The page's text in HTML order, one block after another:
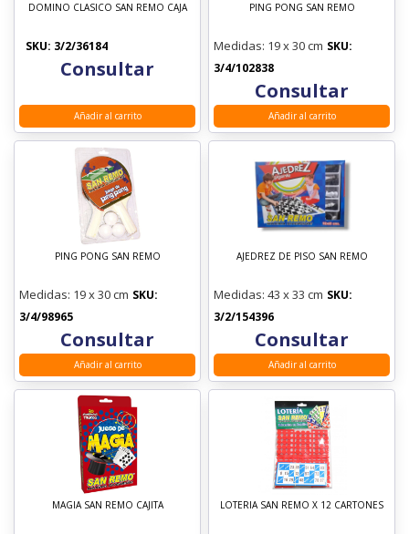
- JUGUETERIA
JUEGOS DE MESA
LICENCIAS Y PERSONAJES
JUGUETES IMPORTADOS
PELUCHES
PLAYA Y ARENA
- VAJILLA INFANTIL PERSONAJES
VAJILLA INFANTIL PERSONAJES
BAZAR Y REGALERIA
- TARJETERIA Y BIROMES
TARJETERIA Y BIROMES
DITOYS
IMPLAS
BONTUS
RONDI
RUIBAL
TOP TOYS
ARMATRON
BLOCKY
BIMBI
DOMINO CLASICO SAN REMO CAJA
SKU: 3/2/36184
Consultar
Añadir al carrito
PING PONG SAN REMO
Medidas: 19 x 30 cm SKU:
3/4/102838
Consultar
Añadir al carrito
PING PONG SAN REMO
Medidas: 19 x 30 cm SKU:
3/4/98965
Consultar
Añadir al carrito
AJEDREZ DE PISO SAN REMO
Medidas: 43 x 33 cm SKU:
3/2/154396
Consultar
Añadir al carrito
MAGIA SAN REMO CAJITA LOTERIA SAN REMO X 12 CARTONES
ARMATRON
BLOCKY
BIMBI
FIORELLA
SAN REMO
NUPRO
JNG
NEW PLAST
PANAPACK